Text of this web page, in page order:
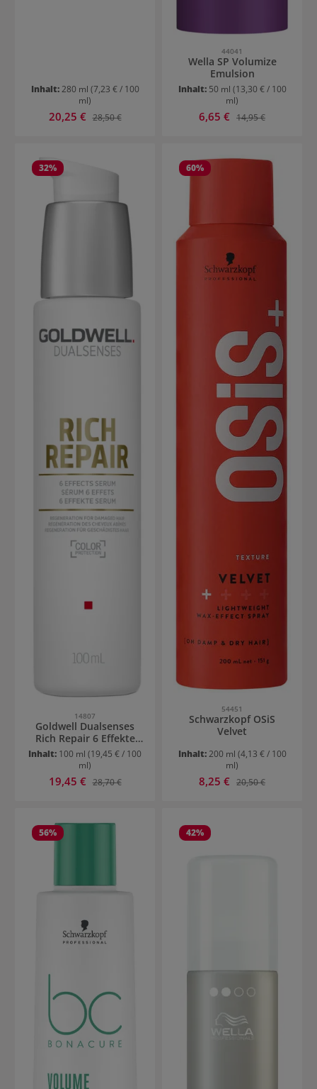
Inhalt:280 ml (7,23 € / 100
ml)
Verkaufspreis:
20,25 € Regulärer Preis:
28,50 €
44041
Wella SP Volumize
Emulsion
Inhalt: 50 ml (13,30 € / 100
ml)
Verkaufspreis:
6,65 € Regulärer Preis:
14,95 €
32%
14807
Goldwell Dualsenses
Rich Repair 6 Effekte
Serum
Inhalt: 100 ml (19,45 € / 100
ml)
Verkaufspreis:
19,45 € Regulärer Preis:
28,70 €
60%
54451
Schwarzkopf OSiS
Velvet
Inhalt:200 ml (4,13 € / 100
ml)
Verkaufspreis:
8,25 € Regulärer Preis:
20,50 €
56% 42%